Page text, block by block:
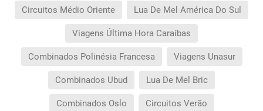
Circuitos Médio Oriente Lua De Mel América Do Sul
Viagens Última Hora Caraíbas
Combinados Polinésia Francesa Viagens Unasur
Combinados Ubud Lua De Mel Bric
Combinados Oslo Circuitos Verão